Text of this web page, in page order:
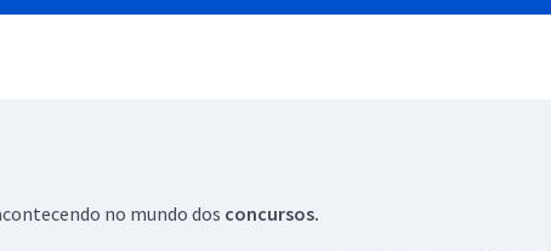
no mundo dos concursos.